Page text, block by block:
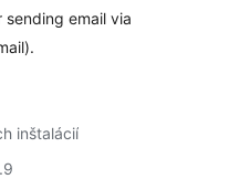
email via
inštalácií